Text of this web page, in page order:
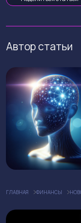
Автор статьи
ГЛАВНАЯ ФИНАНСЫ